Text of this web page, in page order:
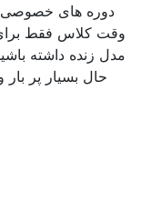
خصوصی می توانید
فقط برای نقاط
داشته باشید.و در
پر بار و چندین